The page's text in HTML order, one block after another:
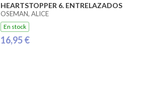
HEARTSTOPPER 6. ENTRELAZADOS
OSEMAN, ALICE
En stock
16,95 €